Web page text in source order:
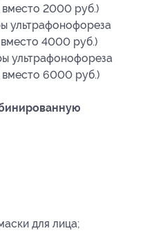
2000 руб.)
ультрафонофореза
4000 руб.)
ультрафонофореза
6000 руб.)
для лица;